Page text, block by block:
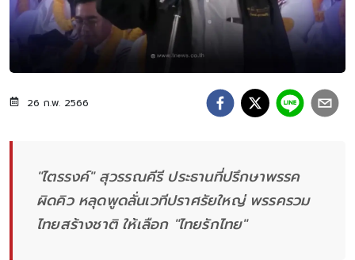
26 ก.พ. 2566
"ไตรรงค์" สุวรรณคีรี ประธานที่ปรึกษาพรรค
ผิดคิว หลุดพูดลั่นเวทีปราศรัยใหญ่ พรรครวม
ไทยสร้างชาติ ให้เลือก "ไทยรักไทย"